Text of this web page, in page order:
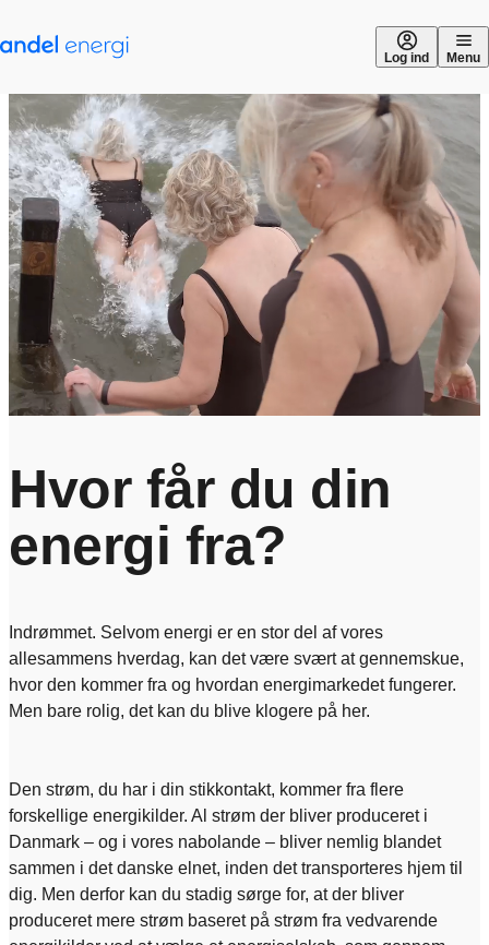
Log ind Menu
Hvor får du din
energi fra?
Indrømmet. Selvom energi er en stor del af vores
allesammens hverdag, kan det være svært at gennemskue,
hvor den kommer fra og hvordan energimarkedet fungerer.
Men bare rolig, det kan du blive klogere på her.
Den strøm, du har i din stikkontakt, kommer fra flere
forskellige energikilder. Al strøm der bliver produceret i
Danmark – og i vores nabolande – bliver nemlig blandet
sammen i det danske elnet, inden det transporteres hjem til
dig. Men derfor kan du stadig sørge for, at der bliver
produceret mere strøm baseret på strøm fra vedvarende